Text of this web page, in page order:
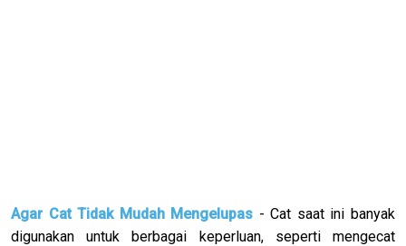
Agar Cat Tidak Mudah Mengelupas - Cat saat ini banyak
digunakan untuk berbagai keperluan, seperti mengecat